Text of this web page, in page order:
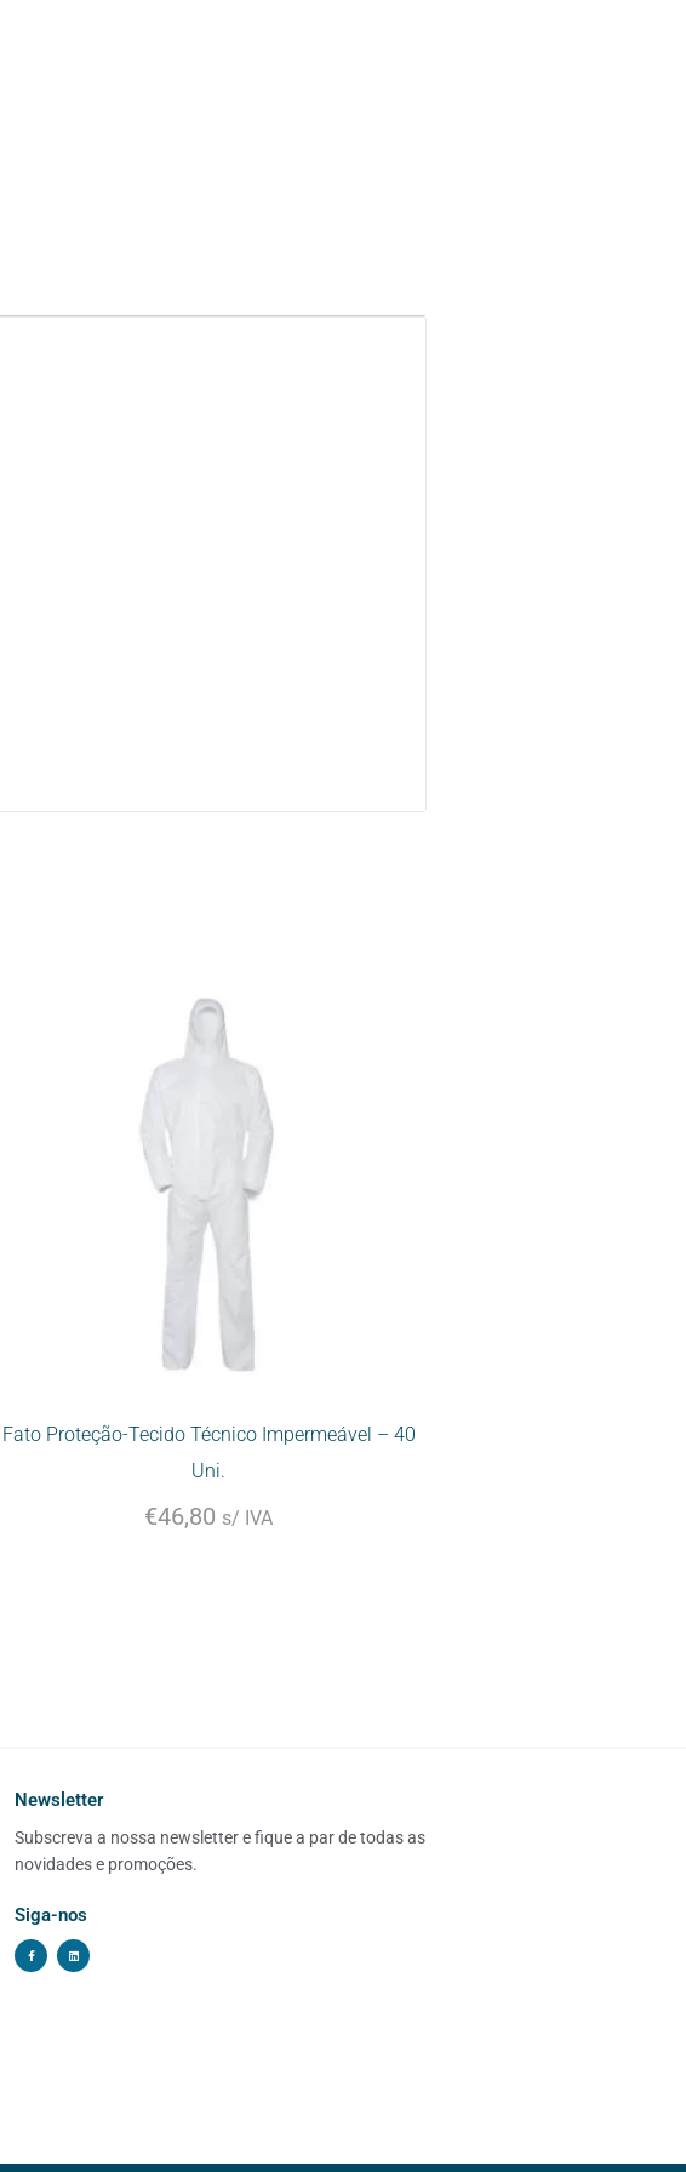
Fato Proteção-Tecido Técnico Impermeável – 40
Uni.
€46,80 s/ IVA
Newsletter
Subscreva a nossa newsletter e fique a par de todas as
novidades e promoções.
Siga-nos